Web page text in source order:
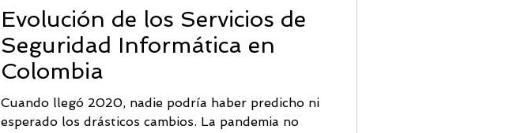
Evolución de los Servicios de
Seguridad Informática en
Colombia
Cuando llegó 2020, nadie podría haber predicho ni
esperado los drásticos cambios. La pandemia no